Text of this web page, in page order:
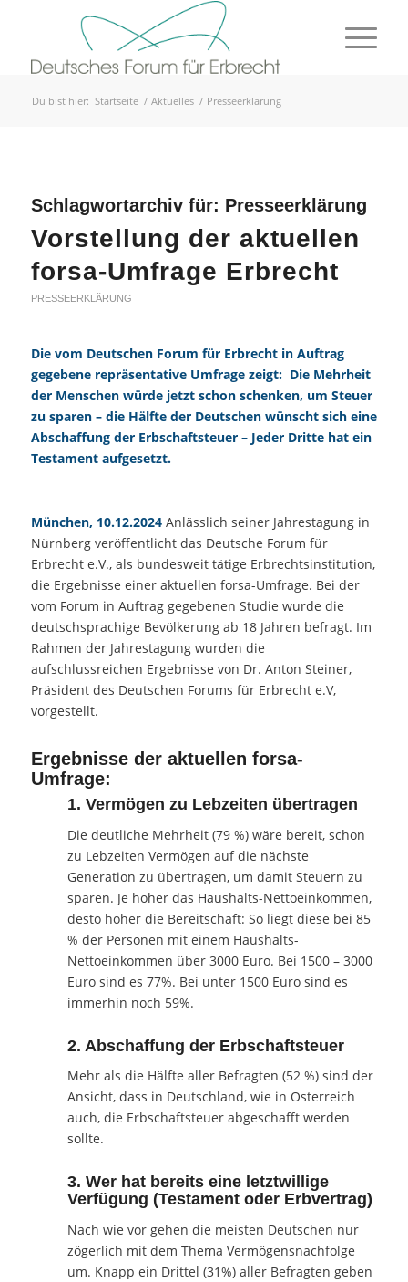
Du bist hier: Startseite / Aktuelles / Presseerklärung
Schlagwortarchiv für: Presseerklärung
Vorstellung der aktuellen
forsa-Umfrage Erbrecht
PRESSEERKLÄRUNG
Die vom Deutschen Forum für Erbrecht in Auftrag
gegebene repräsentative Umfrage zeigt: Die Mehrheit
der Menschen würde jetzt schon schenken, um Steuer
zu sparen – die Hälfte der Deutschen wünscht sich eine
Abschaffung der Erbschaftsteuer – Jeder Dritte hat ein
Testament aufgesetzt.
München, 10.12.2024Anlässlich seiner Jahrestagung in
Nürnberg veröffentlicht das Deutsche Forum für
Erbrecht e.V., als bundesweit tätige Erbrechtsinstitution,
die Ergebnisse einer aktuellen forsa-Umfrage. Bei der
vom Forum in Auftrag gegebenen Studie wurde die
deutschsprachige Bevölkerung ab 18 Jahren befragt. Im
Rahmen der Jahrestagung wurden die
aufschlussreichen Ergebnisse von Dr. Anton Steiner,
Präsident des Deutschen Forums für Erbrecht e.V,
vorgestellt.
Ergebnisse der aktuellen forsa-
Umfrage:
1. Vermögen zu Lebzeiten übertragen
Die deutliche Mehrheit (79 %) wäre bereit, schon
zu Lebzeiten Vermögen auf die nächste
Generation zu übertragen, um damit Steuern zu
sparen. Je höher das Haushalts-Nettoeinkommen,
desto höher die Bereitschaft: So liegt diese bei 85
% der Personen mit einem Haushalts-
Nettoeinkommen über 3000 Euro. Bei 1500 – 3000
Euro sind es 77%. Bei unter 1500 Euro sind es
immerhin noch 59%.
2. Abschaffung der Erbschaftsteuer
Mehr als die Hälfte aller Befragten (52 %) sind der
Ansicht, dass in Deutschland, wie in Österreich
auch, die Erbschaftsteuer abgeschafft werden
sollte.
3. Wer hat bereits eine letztwillige
Verfügung (Testament oder Erbvertrag)
Nach wie vor gehen die meisten Deutschen nur
zögerlich mit dem Thema Vermögensnachfolge
um. Knapp ein Drittel (31%) aller Befragten geben